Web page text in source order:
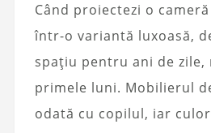
Când proiectezi o
într-o variantă luxoasă,
spațiu pentru ani de
primele luni. Mobilierul
odată cu copilul, iar